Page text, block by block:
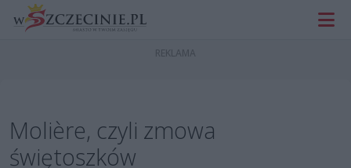
Molière, czyli zmowa
świętoszków